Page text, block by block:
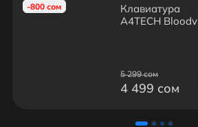
-800 сом
Клавиатура
A4TECH Bloody
5 299 сом
4 499 сом